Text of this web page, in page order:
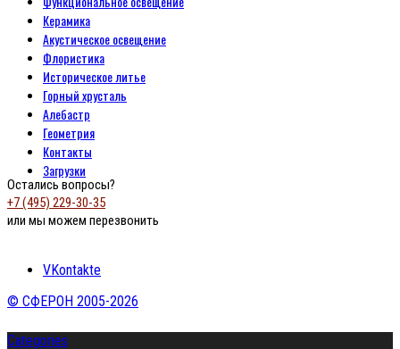
Керамика
Акустическое освещение
Флористика
Историческое литье
Горный хрусталь
Алебастр
Геометрия
Контакты
Загрузки
Остались вопросы?
+7 (495) 229-30-35
или мы можем перезвонить
VKontakte
© СФЕРОН 2005-2026
Categories